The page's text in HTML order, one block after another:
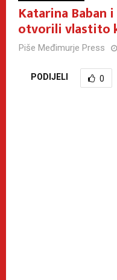
Katarina Baban
otvorili vlastito
Piše Međimurje Press
PODIJELI 0